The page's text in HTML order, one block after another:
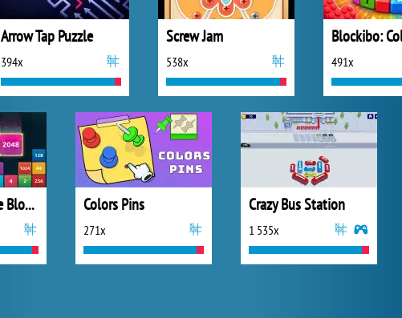
Arrow Tap Puzzle
394x
Screw Jam
538x 491x
2048 X2 Merge Blocks Colors Pins
271x
Crazy Bus Station
1 535x